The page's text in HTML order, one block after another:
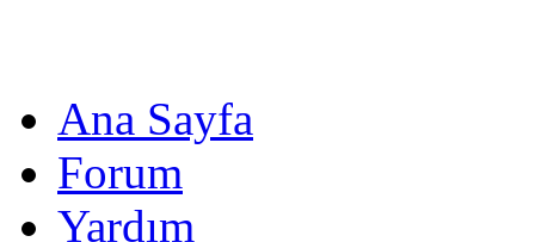
Ana Sayfa
Forum
Yardım